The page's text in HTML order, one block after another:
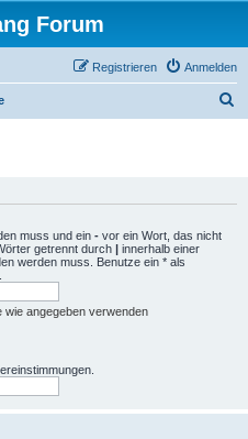
Forum
Anmelden
Registrieren
e
muss und ein - vor ein Wort, das nicht
getrennt durch | innerhalb einer
werden muss. Benutze ein * als
wie angegeben verwenden